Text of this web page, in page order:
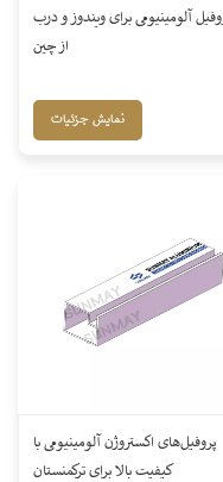
آلومینیومی برای ویندوز و درب
از چین
نمایش جزئیات
پروفیل‌های اکستروژن آلومینیومی با
کیفیت بالا برای ترکمنستان